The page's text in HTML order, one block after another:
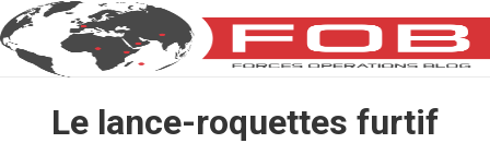
Le lance-roquettes furtif